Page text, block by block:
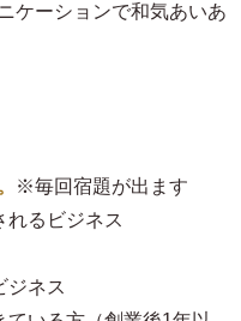
ケーションで和気あいあ
※毎回宿題が出ます
れるビジネス
ジネス